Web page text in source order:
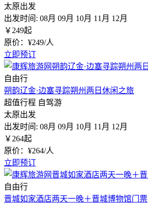
太原出发
出发时间: 08月 09月 10月 11月 12月
￥ 249起
原价：¥249/人
立即预订
自由行
朔韵辽金·边塞寻踪朔州两日休闲之旅
超值行程 自驾游
太原出发
出发时间: 08月 09月 10月 11月 12月
￥ 264起
原价：¥264/人
立即预订
自由行
晋城如家酒店两天一晚＋晋城博物馆门票